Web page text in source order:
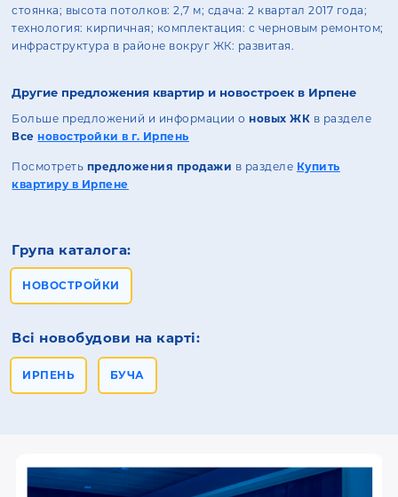
стоянка; высота потолков: 2,7 м; сдача: 2 квартал 2017 года;
технология: кирпичная; комплектация: с черновым ремонтом;
инфраструктура в районе вокруг ЖК: развитая.
Другие предложения квартир и новостроек в Ирпене
Больше предложений и информации оновых ЖК в разделе
Всеновостройки в г. Ирпень
Посмотреть предложения продажи в разделе Купить
квартиру в Ирпене
Група каталога:
НОВОСТРОЙКИ
Всі новобудови на карті:
ИРПЕНЬ БУЧА